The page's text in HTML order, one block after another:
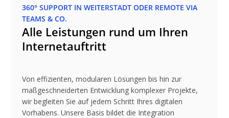
360° SUPPORT IN WEITERSTADT ODER REMOTE VIA
TEAMS & CO.
Alle Leistungen rund um Ihren
Internetauftritt
Von effizienten, modularen Lösungen bis hin zur
maßgeschneiderten Entwicklung komplexer Projekte,
wir begleiten Sie auf jedem Schritt Ihres digitalen
Vorhabens. Unsere Basis bildet die Integration